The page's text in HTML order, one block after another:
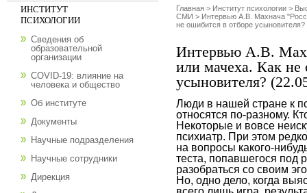
Главная > Институт психологии >
СМИ > Интервью А.В. Махнача
не ошибится в отборе
Интервью А.В.
или мачеха. Как не
усыновителя?
Люди в нашей стране к
относятся по-разному.
Некоторые и вовсе
психиатр. При этом
на вопросы какого-
теста, попавшегося под
разобраться со своим
Но, одно дело, когда
ИНСТИТУТ
ПСИХОЛОГИИ
Сведения об
образовательной
организации
COVID-19: влияние на
человека и общество
Об институте
Документы
Научные подразделения
Научные сотрудники
Дирекция